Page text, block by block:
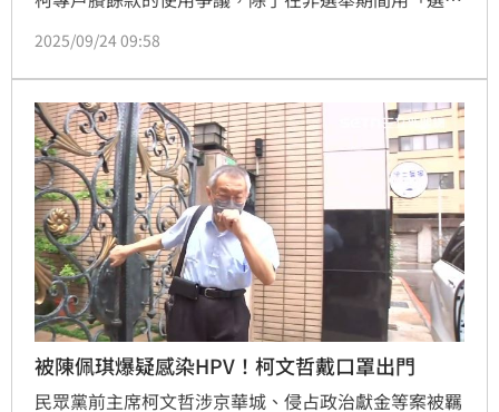
職月薪高達20萬元，還有不知名的幹部「吳雅鴻」也領
聽都沒聽過的人，月薪高達20萬元，接著再推斷柯文哲
一夥人找人當「人頭」，回捐薪水給黨籍議員的，引發
熱議。
2025/09/24 09:58
被陳佩琪爆疑感染HPV！柯文哲戴口罩出門
民眾黨前主席柯文哲涉京華城、侵占政治獻金等案被羈